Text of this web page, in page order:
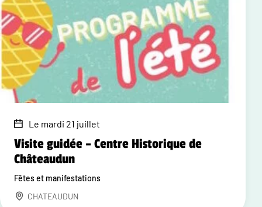
Le mardi 21 juillet
Visite guidée – Centre Historique de
Châteaudun
Fêtes et manifestations
CHATEAUDUN